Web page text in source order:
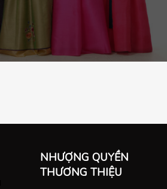
NHƯỢNG QUYỀN
THƯƠNG THIỆU